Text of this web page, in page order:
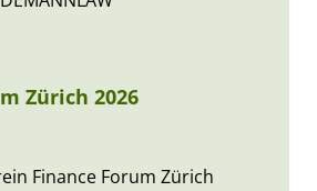
Zürich 2026
Finance Forum Zürich